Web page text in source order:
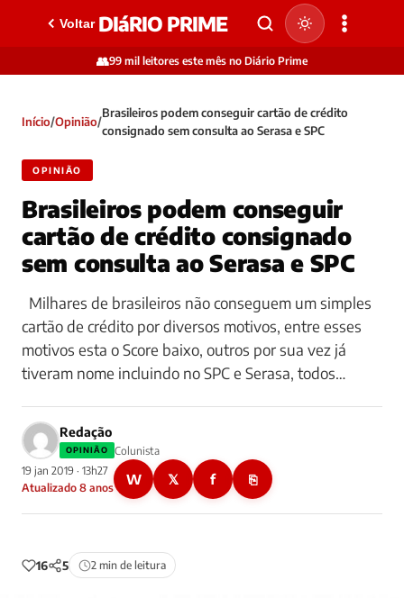
Voltar DIáRIO PRIME
👥99 mil leitores este mês no Diário Prime
Início/Opinião/
Brasileiros podem conseguir cartão de crédito
consignado sem consulta ao Serasa e SPC
OPINIÃO
Brasileiros podem conseguir
cartão de crédito consignado
sem consulta ao Serasa e SPC
Milhares de brasileiros não conseguem um simples
cartão de crédito por diversos motivos, entre esses
motivos esta o Score baixo, outros por sua vez já
tiveram nome incluindo no SPC e Serasa, todos…
Redação
OPINIÃO
Colunista
19 jan 2019 · 13h27
Atualizado 8 anos
W 𝕏 f ⎘
16 5 2 min de leitura